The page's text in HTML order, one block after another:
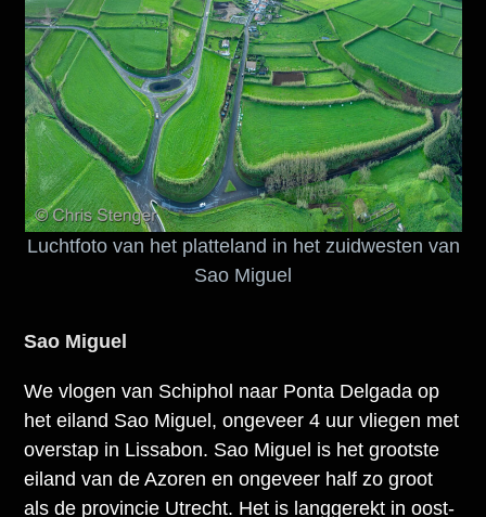
Luchtfoto van het platteland in het zuidwesten van
Sao Miguel
Sao Miguel
We vlogen van Schiphol naar Ponta Delgada op
het eiland Sao Miguel, ongeveer 4 uur vliegen met
overstap in Lissabon. Sao Miguel is het grootste
eiland van de Azoren en ongeveer half zo groot
als de provincie Utrecht. Het is langgerekt in oost-